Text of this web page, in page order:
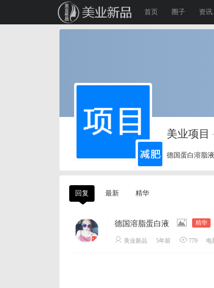
首页 圈子 资讯
美业项目
德国蛋白溶脂
回复 最新 精华
德国溶脂蛋白液
美业新品 5年前 779 电